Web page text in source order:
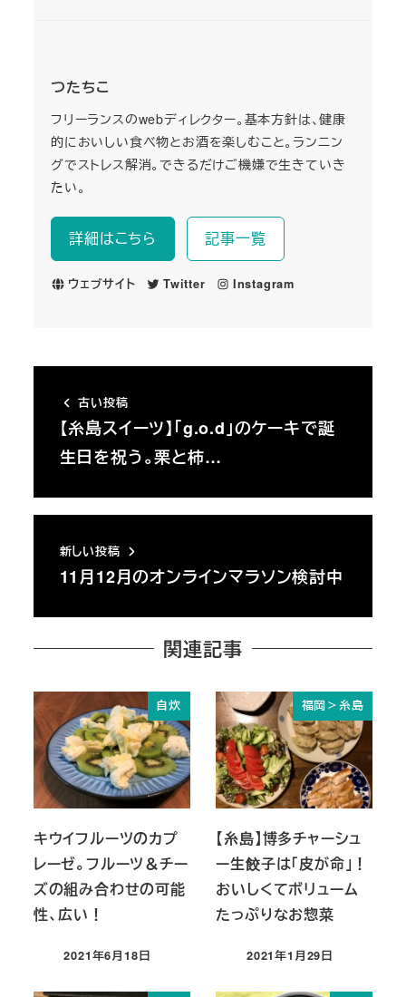
つたちこ
フリーランスのwebディレクター。基本方針は、健康
的においしい食べ物とお酒を楽しむこと。ランニン
グでストレス解消。できるだけご機嫌で生きていき
たい。
詳細はこちら 記事一覧
ウェブサイト Twitter Instagram
古い投稿
【糸島スイーツ】「g.o.d」のケーキで誕
生日を祝う。栗と柿…
新しい投稿
11月12月のオンラインマラソン検討中
関連記事
自炊
キウイフルーツのカプ
レーゼ。フルーツ＆チー
ズの組み合わせの可能
性、広い！
投稿日
2021年6月18日
福岡＞糸島
【糸島】博多チャーシュ
ー生餃子は「皮が命」！
おいしくてボリューム
たっぷりなお惣菜
投稿日
2021年1月29日